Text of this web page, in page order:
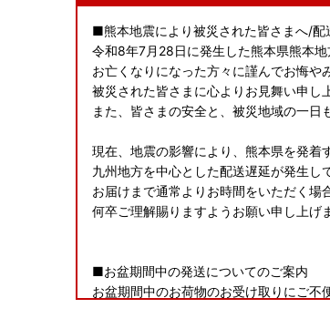
■熊本地震により被災された皆さまへ/配
令和8年7月28日に発生した熊本県熊本地
お亡くなりになった方々に謹んでお悔や
被災された皆さまに心よりお見舞い申し
また、皆さまの安全と、被災地域の一日
現在、地震の影響により、熊本県を発着
九州地方を中心とした配送遅延が発生し
お届けまで通常よりお時間をいただく場
何卒ご理解賜りますようお願い申し上げ
■お盆期間中の発送についてのご案内
お盆期間中のお荷物のお受け取りにご